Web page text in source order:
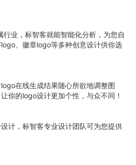
行业，标智客就能智能化分析，为您自
、徽章logo等多种创意设计供你选
在线生成结果随心所欲地调整图
你的logo设计更加个性，与众不同！
计，标智客专业设计团队可为您提供